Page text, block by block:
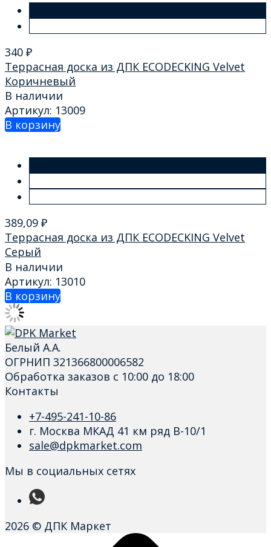
340 ₽
Террасная доска из ДПК ECODECKING Velvet
Коричневый
В наличии
Артикул: 13009
В корзину
389,09 ₽
Террасная доска из ДПК ECODECKING Velvet
Серый
В наличии
Артикул: 13010
В корзину
Белый А.А.
ОГРНИП 321366800006582
Обработка заказов с 10:00 до 18:00
Контакты
+7-495-241-10-86
г. Москва МКАД 41 км ряд В-10/1
sale@dpkmarket.com
Мы в социальных сетях
2026 © ДПК Маркет